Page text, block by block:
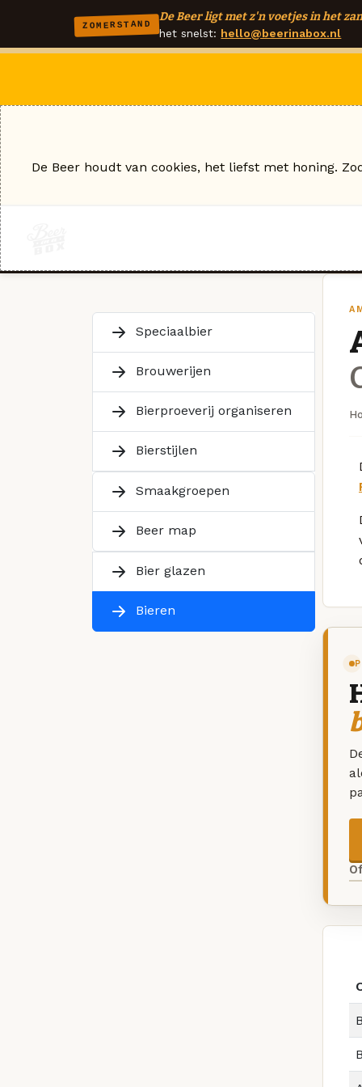
ZOMERSTAND
De Beer ligt met z'n voetjes in het
het snelst: hello@beerinabox.nl
Speciaalbier
Brouwerijen
Bierproeverij organiseren
Bierstijlen
Smaakgroepen
Beer map
Bier glazen
Bieren
De Beer houdt van cookies, het liefst met honing.